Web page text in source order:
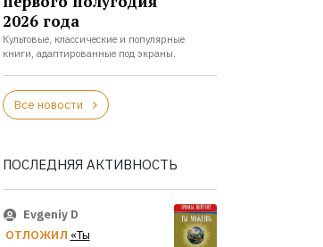
2026 года
Культовые, классические и популярные
книги, адаптированные под экраны.
Все новости
ПОСЛЕДНЯЯ АКТИВНОСТЬ
Evgeniy D
ОТЛОЖИЛ «Ты